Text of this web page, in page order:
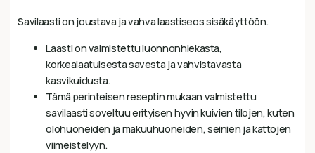
Savilaasti on joustava ja vahva laastiseos sisäkäyttöön.
Laasti on valmistettu luonnonhiekasta,
korkealaatuisesta savesta ja vahvistavasta
kasvikuidusta.
Tämä perinteisen reseptin mukaan valmistettu
savilaasti soveltuu erityisen hyvin kuivien tilojen, kuten
olohuoneiden ja makuuhuoneiden, seinien ja kattojen
viimeistelyyn.